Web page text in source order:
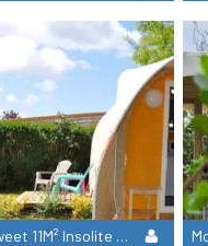
Coco Sweet 11M² Insolite - 1 Habitacion + Terraza Cubierta (Sin Sanitarios)